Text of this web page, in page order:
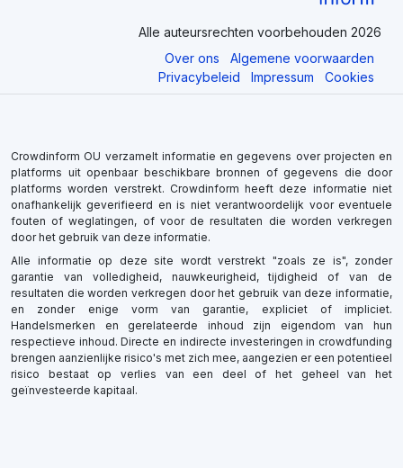
Alle auteursrechten voorbehouden 2026
Over ons
Algemene voorwaarden
Privacybeleid
Impressum Cookies
Crowdinform OU verzamelt informatie en gegevens over projecten en
platforms uit openbaar beschikbare bronnen of gegevens die door
platforms worden verstrekt. Crowdinform heeft deze informatie niet
onafhankelijk geverifieerd en is niet verantwoordelijk voor eventuele
fouten of weglatingen, of voor de resultaten die worden verkregen
door het gebruik van deze informatie.
Alle informatie op deze site wordt verstrekt "zoals ze is", zonder
garantie van volledigheid, nauwkeurigheid, tijdigheid of van de
resultaten die worden verkregen door het gebruik van deze informatie,
en zonder enige vorm van garantie, expliciet of impliciet.
Handelsmerken en gerelateerde inhoud zijn eigendom van hun
respectieve inhoud. Directe en indirecte investeringen in crowdfunding
brengen aanzienlijke risico's met zich mee, aangezien er een potentieel
risico bestaat op verlies van een deel of het geheel van het
geïnvesteerde kapitaal.